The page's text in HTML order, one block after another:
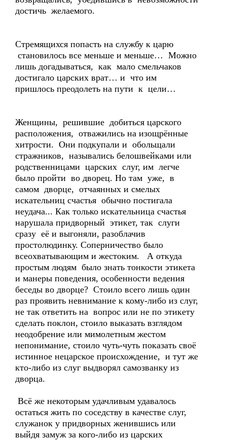
достичь желаемого.
Стремящихся попасть на службу к царю
становилось все меньше и меньше… Можно
лишь догадываться, как мало смельчаков
достигало царских врат… и что им
пришлось преодолеть на пути к цели…
Женщины, решившие добиться царского
расположения, отважились на изощрённые
хитрости. Они подкупали и обольщали
стражников, назывались белошвейками или
родственницами царских слуг, им легче
было пройти во дворец. Но там уже, в
самом дворце, отчаянных и смелых
искательниц счастья обычно постигала
неудача... Как только искательница счастья
нарушала придворный этикет, так слуги
сразу её и выгоняли, разоблачив
простолюдинку. Соперничество было
всеохватывающим и жестоким. А откуда
простым людям было знать тонкости этикета
и манеры поведения, особенности ведения
беседы во дворце? Стоило всего лишь один
раз проявить невнимание к кому-либо из слуг,
не так ответить на вопрос или не по этикету
сделать поклон, стоило выказать взглядом
неодобрение или мимолетным жестом
непонимание, стоило чуть-чуть показать своё
истинное нецарское происхождение, и тут же
кто-либо из слуг выдворял самозванку из
дворца.
Всё же некоторым удачливым удавалось
остаться жить по соседству в качестве слуг,
служанок у придворных женившись или
выйдя замуж за кого-либо из царских